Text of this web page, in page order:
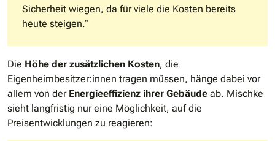
Sicherheit wiegen, da für viele die Kosten bereits
heute steigen.“
Die Höhe der zusätzlichen Kosten, die
Eigenheimbesitzer:innen tragen müssen, hänge dabei vor
allem von der Energieeffizienz ihrer Gebäude ab. Mischke
sieht langfristig nur eine Möglichkeit, auf die
Preisentwicklungen zu reagieren: